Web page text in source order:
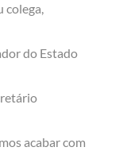
colega,
do Estado
acabar com